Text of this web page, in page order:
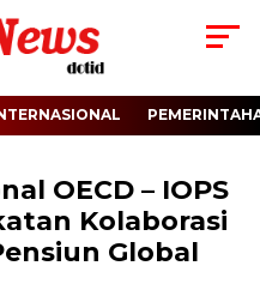
OECD – IOPS
Kolaborasi
Global